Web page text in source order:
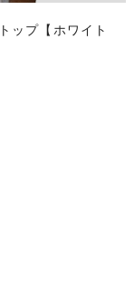
ップ【ホワイト